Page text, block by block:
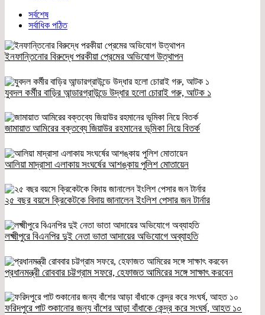
সর্বশেষ
সর্বাধিক পঠিত
ইনফান্তিনোর বিরুদ্ধে পরকীয়া প্রেমের অভিযোগ উত্থাপন
যুবদল কর্মীর বাড়ির আন্ডারগ্রাউন্ডে উদ্ধার হলো চোরাই গরু, আটক ১
জামায়াত আমিরের বক্তব্যে জিয়াউর রহমানের ভূমিকা নিয়ে বিতর্ক
আলিয়া মাদ্রাসা এলাকায় সংঘর্ষের আশঙ্কায় পুলিশ মোতায়েন
২৫ বছর বয়সে ক্রিকেটকে বিদায় জানালেন ইংলিশ পেসার জন টার্নার
লক্ষ্মীপুরে বিএনপির দুই নেতা ভাতা আদায়ের অভিযোগে অব্যাহতি
প্রধানমন্ত্রী রোববার চট্টগ্রাম সফরে, হেফাজত আমিরের সঙ্গে সাক্ষাৎ করবেন
ফরিদপুরে পাট শুকানোর জন্য বাঁশের আড়া বাঁধাকে কেন্দ্র করে সংঘর্ষ, আহত ১০